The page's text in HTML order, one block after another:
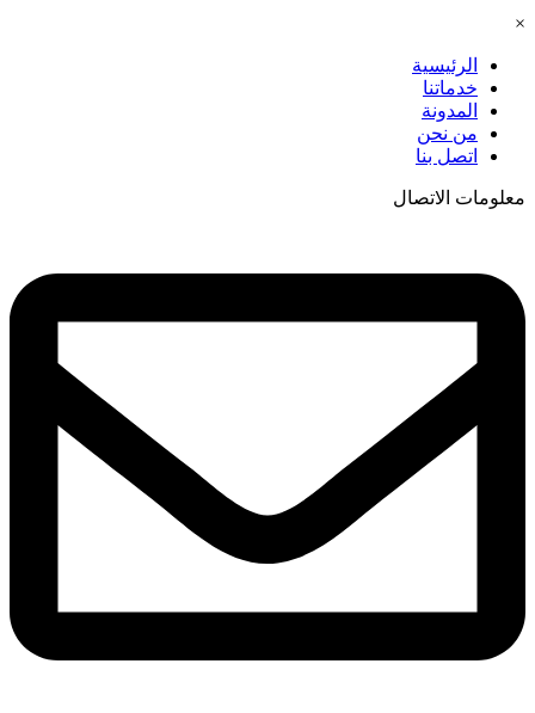
×
الرئيسية
خدماتنا
المدونة
من نحن
اتصل بنا
معلومات الاتصال